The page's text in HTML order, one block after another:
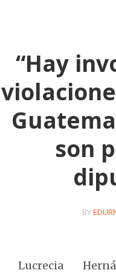
“Hay
son
BY
Lucrecia